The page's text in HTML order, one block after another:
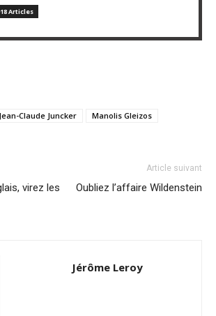
Articles
Jean-Claude Juncker Manolis Gleizos
virez les
Article suivant
Oubliez l’affaire Wildenstein
Jérôme Leroy